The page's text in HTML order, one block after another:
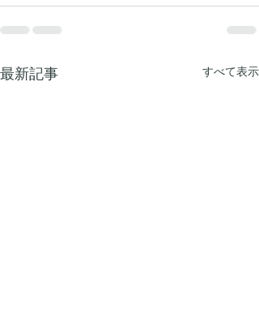
最新記事 すべて表示